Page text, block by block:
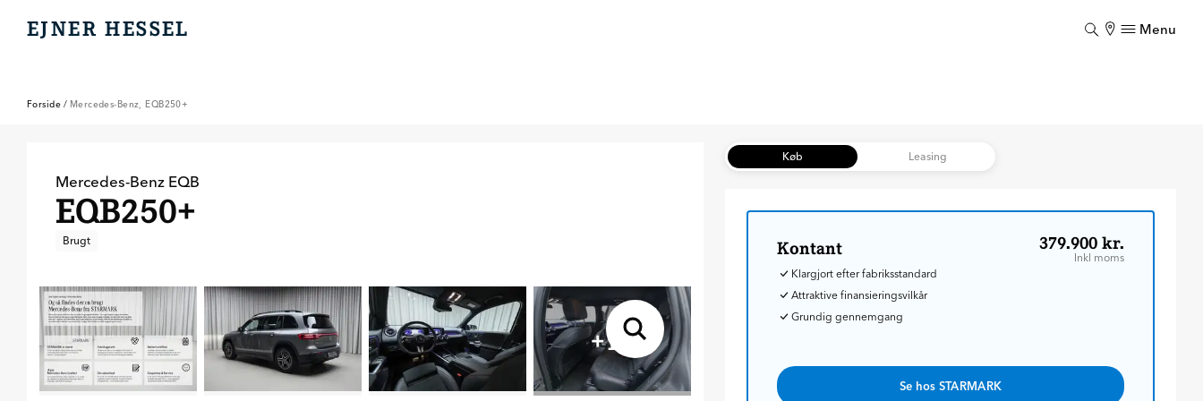
EJNER HESSEL Menu
Forside / Mercedes-Benz, EQB250+
Mercedes-Benz EQB
EQB250+
Brugt
+19
Køb Leasing
Kontant 379.900 kr.
Inkl moms
Klargjort efter fabriksstandard
Attraktive finansieringsvilkår
Grundig gennemgang
Se hos STARMARK
Luk